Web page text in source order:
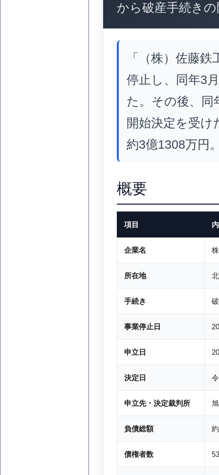
から破産手続き
「（株）佐藤
停止し、同年3
た。その後、同
開始決定を受け
約3億1308万円
概要
項目
企業名
所在地
手続き
事業停止日
申立日
決定日
申立先・決定裁判所
負債総額
債権者数